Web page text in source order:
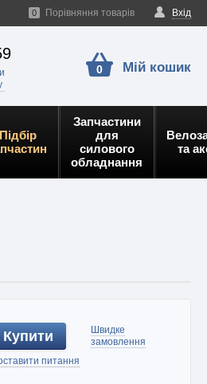
Вхід
0 Порівняння товарів
0 Мій кошик
Підбір
Запчастини
для
силового
обладнання
та
Купити
питання
Швидке
замовлення